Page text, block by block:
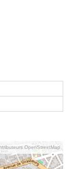
OpenStreetMap